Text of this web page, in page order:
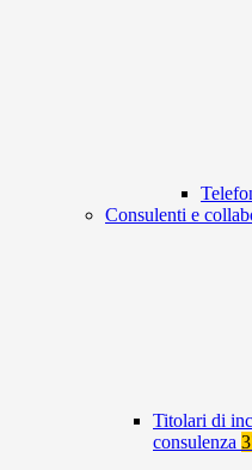
Consulenti e
Titolari di
consulenza